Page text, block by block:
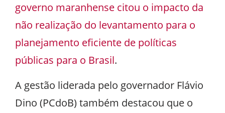
governo maranhense citou o impacto da
não realização do levantamento para o
planejamento eficiente de políticas
públicas para o Brasil.
A gestão liderada pelo governador Flávio
Dino (PCdoB) também destacou que o